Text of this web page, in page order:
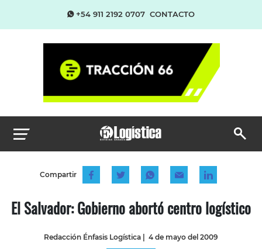
+54 911 2192 0707 CONTACTO
Compartir
El Salvador: Gobierno abortó centro logístico
Redacción Énfasis Logística | 4 de mayo del 2009